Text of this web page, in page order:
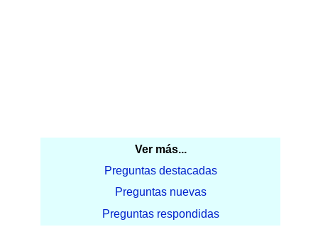
Ver más...
Preguntas destacadas
Preguntas nuevas
Preguntas respondidas